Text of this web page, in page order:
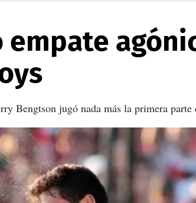
empate
Bengtson jugó nada más la primera parte